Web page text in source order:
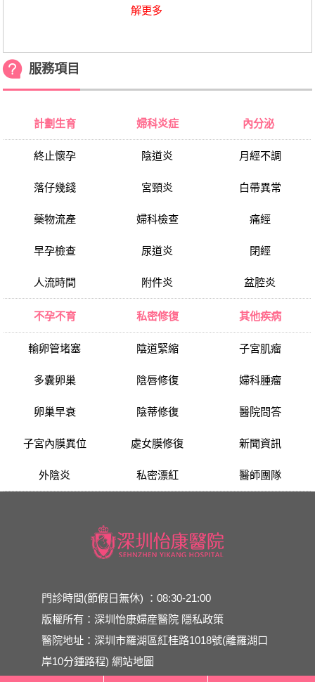
解更多
服務項目
計劃生育
終止懷孕
落仔幾錢
藥物流產
早孕檢查
人流時間
婦科炎症
陰道炎
宮頸炎
婦科檢查
尿道炎
附件炎
內分泌
月經不調
白帶異常
痛經
閉經
盆腔炎
不孕不育
輸卵管堵塞
多囊卵巢
卵巢早衰
子宮內膜異位
外陰炎
私密修復
陰道緊縮
陰唇修復
陰蒂修復
處女膜修復
私密漂紅
其他疾病
子宮肌瘤
婦科腫瘤
醫院問答
新聞資訊
醫師團隊
門診時間(節假日無休) ：08:30-21:00
版權所有：深圳怡康婦産醫院 隱私政策
醫院地址：深圳市羅湖區紅桂路1018號(離羅湖口
岸10分鍾路程)網站地圖